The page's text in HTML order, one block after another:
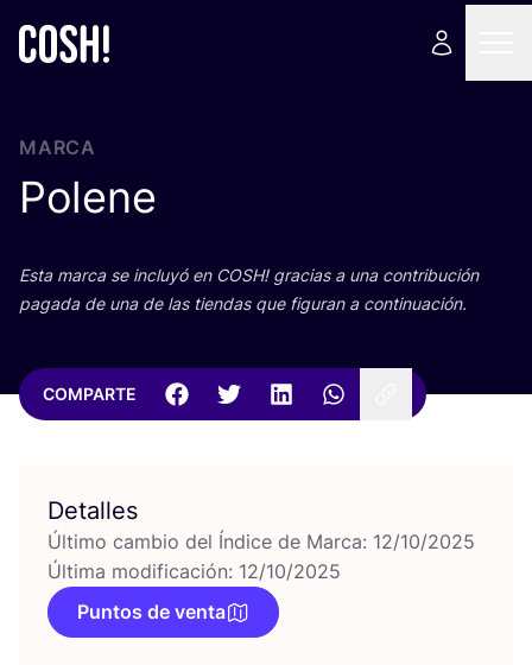
MARCA
Polene
Esta mar­ca se inclu­yó en COSH! gra­cias a una con­tri­bu­ción
paga­da de una de las tien­das que figu­ran a continuación.
COMPARTE
Detalles
Último cambio del Índice de Marca: 12/10/2025
Última modificación: 12/10/2025
Puntos de venta